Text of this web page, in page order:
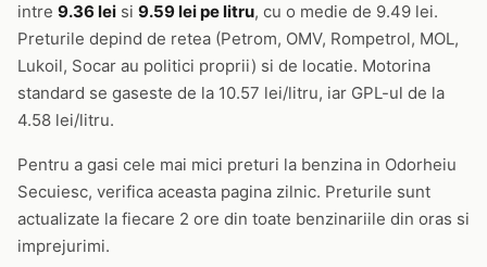
intre 9.36 lei si 9.59 lei pe litru, cu o medie de 9.49 lei.
Preturile depind de retea (Petrom, OMV, Rompetrol, MOL,
Lukoil, Socar au politici proprii) si de locatie. Motorina
standard se gaseste de la 10.57 lei/litru, iar GPL-ul de la
4.58 lei/litru.
Pentru a gasi cele mai mici preturi la benzina in Odorheiu
Secuiesc, verifica aceasta pagina zilnic. Preturile sunt
actualizate la fiecare 2 ore din toate benzinariile din oras si
imprejurimi.